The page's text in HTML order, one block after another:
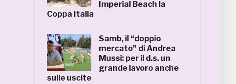
Imperial Beach la
Coppa Italia
Samb, il “doppio
mercato” di Andrea
Mussi: per il d.s. un
grande lavoro anche
sulle uscite